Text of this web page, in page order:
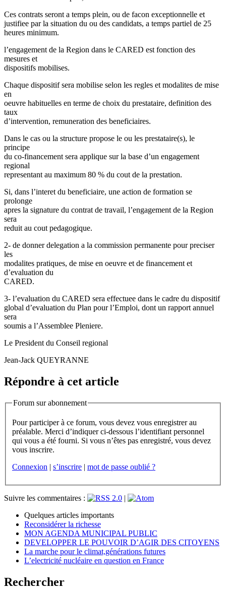
Ces contrats seront a temps plein, ou de facon exceptionnelle et
justifiee par la situation du ou des candidats, a temps partiel de 25
heures minimum.
l’engagement de la Region dans le CARED est fonction des
mesures et
dispositifs mobilises.
Chaque dispositif sera mobilise selon les regles et modalites de mise
en
oeuvre habituelles en terme de choix du prestataire, definition des
taux
d’intervention, remuneration des beneficiaires.
Dans le cas ou la structure propose le ou les prestataire(s), le
principe
du co-financement sera applique sur la base d’un engagement
regional
representant au maximum 80 % du cout de la prestation.
Si, dans l’interet du beneficiaire, une action de formation se
prolonge
apres la signature du contrat de travail, l’engagement de la Region
sera
reduit au cout pedagogique.
2- de donner delegation a la commission permanente pour preciser
les
modalites pratiques, de mise en oeuvre et de financement et
d’evaluation du
CARED.
3- l’evaluation du CARED sera effectuee dans le cadre du dispositif
global d’evaluation du Plan pour l’Emploi, dont un rapport annuel
sera
soumis a l’Assemblee Pleniere.
Le President du Conseil regional
Jean-Jack QUEYRANNE
Répondre à cet article
Forum sur abonnement
Pour participer à ce forum, vous devez vous enregistrer au
préalable. Merci d’indiquer ci-dessous l’identifiant personnel
qui vous a été fourni. Si vous n’êtes pas enregistré, vous devez
vous inscrire.
Connexion | s’inscrire | mot de passe oublié ?
Suivre les commentaires :
|
Quelques articles importants
Reconsidérer la richesse
MON AGENDA MUNICIPAL PUBLIC
DEVELOPPER LE POUVOIR D’AGIR DES CITOYENS
La marche pour le climat,générations futures
L’electricité nucléaire en question en France
Rechercher